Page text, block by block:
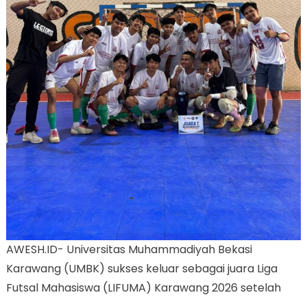
AWESH.ID- Universitas Muhammadiyah Bekasi
Karawang (UMBK) sukses keluar sebagai juara Liga
Futsal Mahasiswa (LIFUMA) Karawang 2026 setelah